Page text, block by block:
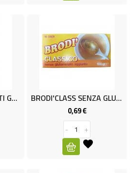
ANICE SEMI ESSICCATI GR. 0.24 BRODI'CLASS SENZA GLUTAMMATO
0,69 €Prezzo
-
+